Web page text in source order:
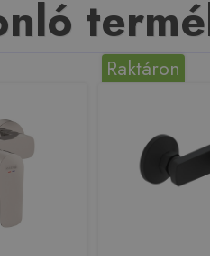
Raktáron